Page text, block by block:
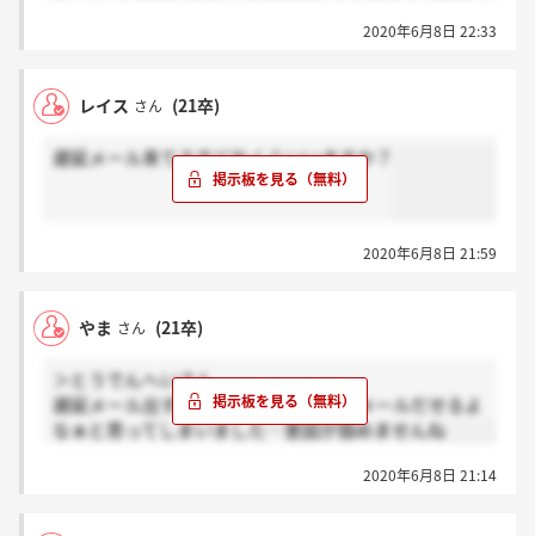
2020年6月8日 22:33
レイス さん (21卒)
遅延メール来てる方どれくらいいますか？
2020年6月8日 21:59
やま さん (21卒)
＞とうでんへいさん
遅延メール出すならその手間でお祈りメールだせるよ
なぁと思ってしまいました…意図が掴めませんね
2020年6月8日 21:14